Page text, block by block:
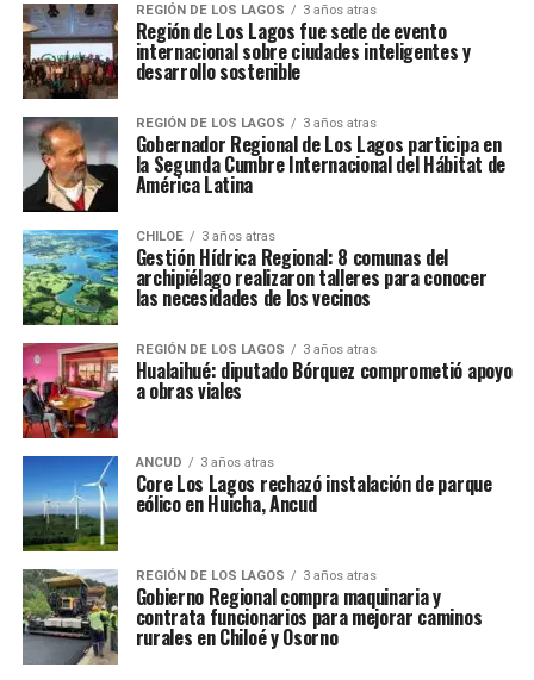
REGIÓN DE LOS LAGOS 3 años atras
Región de Los Lagos fue sede de evento
internacional sobre ciudades inteligentes y
desarrollo sostenible
REGIÓN DE LOS LAGOS 3 años atras
Gobernador Regional de Los Lagos participa en
la Segunda Cumbre Internacional del Hábitat de
América Latina
CHILOE 3 años atras
Gestión Hídrica Regional: 8 comunas del
archipiélago realizaron talleres para conocer
las necesidades de los vecinos
REGIÓN DE LOS LAGOS 3 años atras
Hualaihué: diputado Bórquez comprometió apoyo
a obras viales
ANCUD 3 años atras
Core Los Lagos rechazó instalación de parque
eólico en Huicha, Ancud
REGIÓN DE LOS LAGOS 3 años atras
Gobierno Regional compra maquinaria y
contrata funcionarios para mejorar caminos
rurales en Chiloé y Osorno